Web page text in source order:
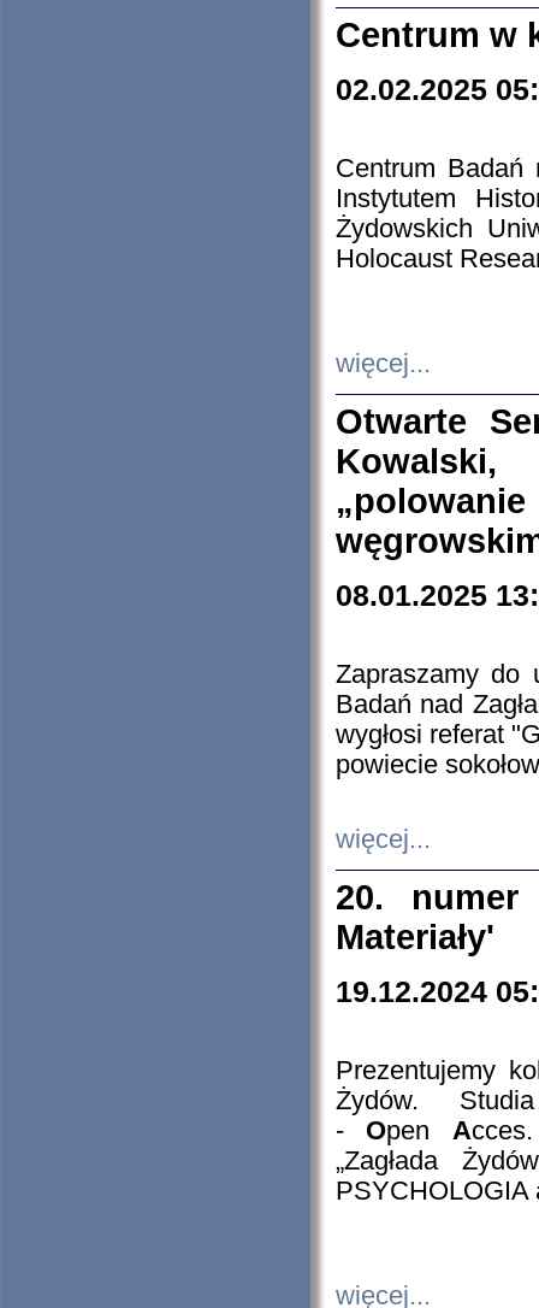
Centrum w
02.02.2025
Centrum Badań
Instytutem
Żydowskich
Holocaust
więcej...
Otwarte
08.01.2025
Zapraszamy do
Badań nad
wygłosi referat
powiecie
więcej...
20. numer
Materiały'
19.12.2024
Prezentujemy
Żydów.
- Open A
„Zagłada
PSYCHOLOGIA
więcej...